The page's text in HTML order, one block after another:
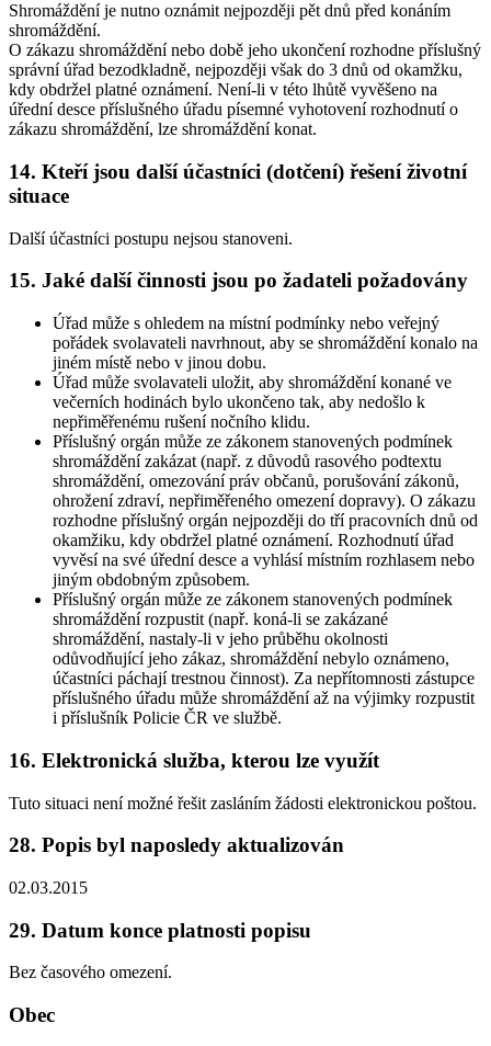
Shromáždění je nutno oznámit nejpozději pět dnů před konáním
shromáždění.
O zákazu shromáždění nebo době jeho ukončení rozhodne příslušný
správní úřad bezodkladně, nejpozději však do 3 dnů od okamžku,
kdy obdržel platné oznámení. Není-li v této lhůtě vyvěšeno na
úřední desce příslušného úřadu písemné vyhotovení rozhodnutí o
zákazu shromáždění, lze shromáždění konat.
14. Kteří jsou další účastníci (dotčení) řešení životní
situace
Další účastníci postupu nejsou stanoveni.
15. Jaké další činnosti jsou po žadateli požadovány
Úřad může s ohledem na místní podmínky nebo veřejný
pořádek svolavateli navrhnout, aby se shromáždění konalo na
jiném místě nebo v jinou dobu.
Úřad může svolavateli uložit, aby shromáždění konané ve
večerních hodinách bylo ukončeno tak, aby nedošlo k
nepřiměřenému rušení nočního klidu.
Příslušný orgán může ze zákonem stanovených podmínek
shromáždění zakázat (např. z důvodů rasového podtextu
shromáždění, omezování práv občanů, porušování zákonů,
ohrožení zdraví, nepřiměřeného omezení dopravy). O zákazu
rozhodne příslušný orgán nejpozději do tří pracovních dnů od
okamžiku, kdy obdržel platné oznámení. Rozhodnutí úřad
vyvěsí na své úřední desce a vyhlásí místním rozhlasem nebo
jiným obdobným způsobem.
Příslušný orgán může ze zákonem stanovených podmínek
shromáždění rozpustit (např. koná-li se zakázané
shromáždění, nastaly-li v jeho průběhu okolnosti
odůvodňující jeho zákaz, shromáždění nebylo oznámeno,
účastníci páchají trestnou činnost). Za nepřítomnosti zástupce
příslušného úřadu může shromáždění až na výjimky rozpustit
i příslušník Policie ČR ve službě.
16. Elektronická služba, kterou lze využít
Tuto situaci není možné řešit zasláním žádosti elektronickou poštou.
28. Popis byl naposledy aktualizován
02.03.2015
29. Datum konce platnosti popisu
Bez časového omezení.
Obec